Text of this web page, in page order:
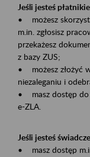
Jeśli jesteś
• możesz
m.in. zgłosisz
przekażesz
z bazy ZUS;
• możesz złożyć
niezaleganiu i
• masz dostęp do
e-ZLA.
Jeśli jesteś
• masz dostęp